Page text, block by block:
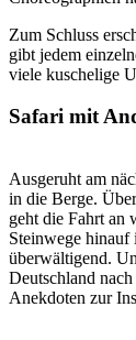
Zum Schluss
gibt jedem
viele kuschelige
Safari mit
Ausgeruht am
in die Berge.
geht die Fahrt an
Steinwege
überwältigend.
Deutschland
Anekdoten zur